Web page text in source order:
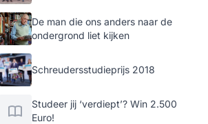
De man die ons anders naar de
ondergrond liet kijken
Schreudersstudieprijs 2018
Studeer jij ‘verdiept’? Win 2.500
Euro!